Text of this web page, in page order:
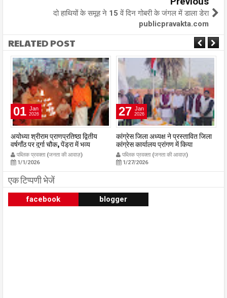
दो हाथियों के समूह ने 15 वें दिन गोबरी के जंगल में डाला डेरा
publicpravakta.com
RELATED POST
01 Jan
2026
अयोध्या श्रीराम प्राणप्रतिष्ठा द्वितीय
वर्षगाँठ पर दुर्गा चौक, पेंड्रा में भव्य
महाआरती सम्पन्न
publicpravakta.com
पब्लिक प्रवक्ता (जनता की आवाज़)
1/1/2026
27 Jan
2026
कांग्रेस जिला अध्यक्ष ने प्रस्तावित जिला
कांग्रेस कार्यालय प्रांगण में किया
ध्वजारोहण
publicpravakta.com
पब्लिक प्रवक्ता (जनता की आवाज़)
1/27/2026
एक टिप्पणी भेजें
facebook blogger